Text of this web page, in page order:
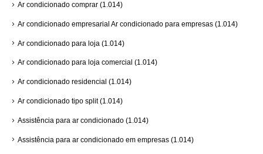
Ar condicionado comprar (1.014)
Ar condicionado empresarial Ar condicionado para empresas (1.014)
Ar condicionado para loja (1.014)
Ar condicionado para loja comercial (1.014)
Ar condicionado residencial (1.014)
Ar condicionado tipo split(1.014)
Assistência para ar condicionado (1.014)
Assistência para ar condicionado em empresas (1.014)